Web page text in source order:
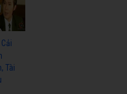
Tài